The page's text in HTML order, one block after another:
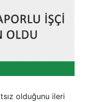
olduğunu ileri